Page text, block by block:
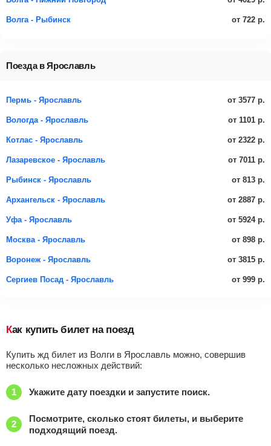
Волга - Рыбинск от 722 р.
Поезда в Ярославль
Пермь - Ярославль от 3577 р.
Вологда - Ярославль от 1101 р.
Котлас - Ярославль от 2322 р.
Лазаревское - Ярославль от 7011 р.
Рыбинск - Ярославль от 813 р.
Архангельск - Ярославль от 2887 р.
Уфа - Ярославль от 5924 р.
Москва - Ярославль от 898 р.
Воронеж - Ярославль от 3815 р.
Сергиев Посад - Ярославль от 999 р.
Как купить билет на поезд
Купить жд билет из Волги в Ярославль можно, совершив
несколько несложных действий:
Укажите дату поездки и запустите поиск.
Посмотрите, сколько стоят билеты, и выберите
подходящий поезд.